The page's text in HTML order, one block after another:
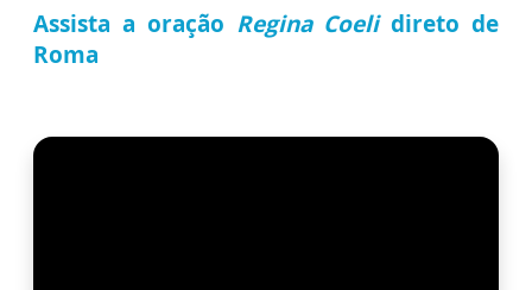
Assista a oração Regina Coelidireto de
Roma